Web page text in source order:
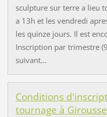
sculpture sur terre a lieu
a 13h et les vendredi
les quinze jours. Il est
Inscription par trimestre
suivant...
Conditions
tournage à